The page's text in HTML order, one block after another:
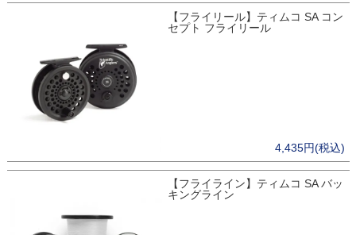
【フライリール】ティムコ SA コン
セプト フライリール
4,435円(税込)
【フライライン】ティムコ SA バッ
キングライン